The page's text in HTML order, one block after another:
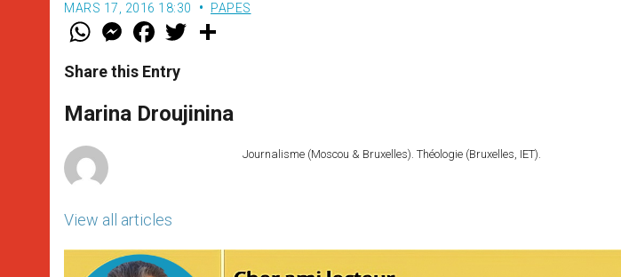
MARS 17, 2016 18:30 PAPES
W
t
s
p
p
M
e
s
e
g
e
F
a
e
b
o
k
w
r
Share this Entry
Marina Droujinina
View all articles
Journalisme (Moscou & Bruxelles). Théologie (Bruxelles, IET).